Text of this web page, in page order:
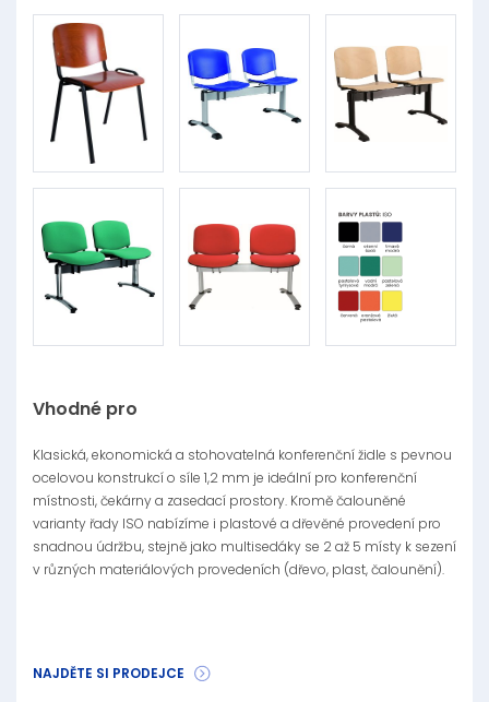
Vhodné pro
Klasická, ekonomická a stohovatelná konferenční židle s pevnou
ocelovou konstrukcí o síle 1,2 mm je ideální pro konferenční
místnosti, čekárny a zasedací prostory. Kromě čalouněné
varianty řady ISO nabízíme i plastové a dřevěné provedení pro
snadnou údržbu, stejně jako multisedáky se 2 až 5 místy k sezení
v různých materiálových provedeních (dřevo, plast, čalounění).
NAJDĚTE SI PRODEJCE